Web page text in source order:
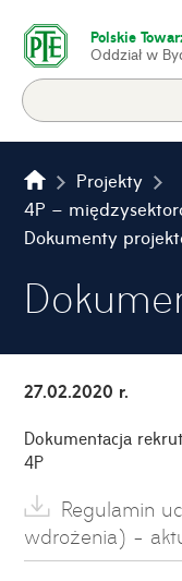
Polskie
Oddział w
Projekty
Dokumenty
27.02.2020 r.
Dokumentacja
4P
Regulamin
wdrożenia) -